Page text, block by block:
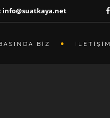
info@suatkaya.net
BİZ İLETİŞİM